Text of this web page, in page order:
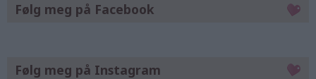
Følg meg på Facebook
Følg meg på Instagram